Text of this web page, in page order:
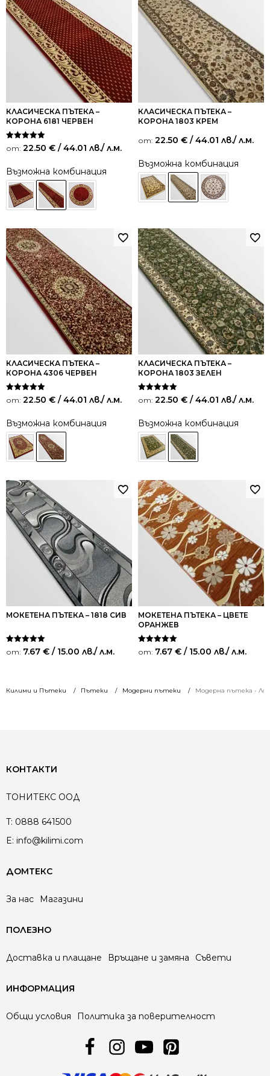
Килими и Пътеки Пътеки Модерни пътеки Модерна пътека -
КЛАСИЧЕСКА ПЪТЕКА –
КОРОНА 6181 ЧЕРВЕН
Оценено на
5.00
от: 22.50 € / 44.01 лв./ л.м.
Възможна комбинация
КЛАСИЧЕСКА ПЪТЕКА –
КОРОНА 1803 КРЕМ
от: 22.50 € / 44.01 лв./ л.м.
Възможна комбинация
КЛАСИЧЕСКА ПЪТЕКА –
КОРОНА 4306 ЧЕРВЕН
Оценено на
5.00
от: 22.50 € / 44.01 лв./ л.м.
Възможна комбинация
КЛАСИЧЕСКА ПЪТЕКА –
КОРОНА 1803 ЗЕЛЕН
Оценено на
5.00
от: 22.50 € / 44.01 лв./ л.м.
Възможна комбинация
МОКЕТЕНА ПЪТЕКА – 1818 СИВ
Оценено на
5.00
от: 7.67 € / 15.00 лв./ л.м.
МОКЕТЕНА ПЪТЕКА – ЦВЕТЕ
ОРАНЖЕВ
Оценено на
5.00
от: 7.67 € / 15.00 лв./ л.м.
КОНТАКТИ
ТОНИТЕКС ООД
T: 0888 641500
E: info@kilimi.com
ДОМТЕКС
За нас Магазини
ПОЛЕЗНО
Доставка и плащане Връщане и замяна Съвети
ИНФОРМАЦИЯ
Общи условия Политика за поверителност